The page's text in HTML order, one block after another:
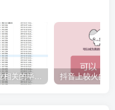
计算机专业相关的毕业设计论文合集免费下载